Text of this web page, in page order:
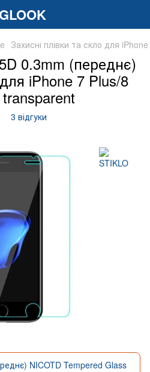
Захисні плівки та скло для iPhone
0.3mm (переднє)
iPhone 7 Plus/8
3 відгуки
NICOTD Tempered Glass